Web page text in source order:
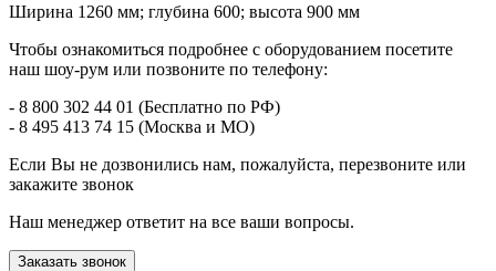
Ширина 1260 мм; глубина 600; высота 900 мм
Чтобы ознакомиться подробнее с оборудованием посетите
наш шоу-рум или позвоните по телефону:
- 8 800 302 44 01 (Бесплатно по РФ)
- 8 495 413 74 15 (Москва и МО)
Если Вы не дозвонились нам, пожалуйста, перезвоните или
закажите звонок
Наш менеджер ответит на все ваши вопросы.
Заказать звонок